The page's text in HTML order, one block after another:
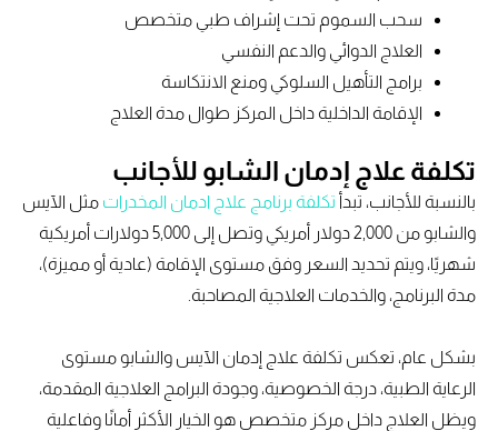
سحب السموم تحت إشراف طبي متخصص
العلاج الدوائي والدعم النفسي
برامج التأهيل السلوكي ومنع الانتكاسة
الإقامة الداخلية داخل المركز طوال مدة العلاج
تكلفة علاج إدمان الشابو للأجانب
بالنسبة للأجانب، تبدأتكلفة برنامج علاج ادمان المخدراتمثل الآيس
والشابو من 2,000 دولار أمريكي وتصل إلى 5,000 دولارات أمريكية
شهريًا، ويتم تحديد السعر وفق مستوى الإقامة (عادية أو مميزة)،
مدة البرنامج، والخدمات العلاجية المصاحبة.
بشكل عام، تعكس تكلفة علاج إدمان الآيس والشابو مستوى
الرعاية الطبية، درجة الخصوصية، وجودة البرامج العلاجية المقدمة،
ويظل العلاج داخل مركز متخصص هو الخيار الأكثر أمانًا وفاعلية